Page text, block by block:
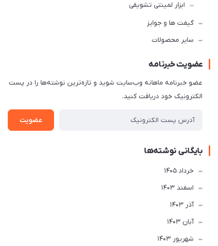
ابزار لمینتی تشویقی
گیفت ها و جوایز
سایر محصولات
عضویت خبرنامه
عضو خبرنامه ماهانه وب‌سایت شوید و تازه‌ترین نوشته‌ها را در پست
الکترونیک خود دریافت کنید.
عضویت
بایگانی نوشته‌ها
خرداد 1405
اسفند 1403
آذر 1403
آبان 1403
شهریور 1403